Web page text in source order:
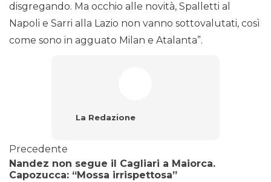
disgregando. Ma occhio alle novità, Spalletti al
Napoli e Sarri alla Lazio non vanno sottovalutati, così
come sono in agguato Milan e Atalanta”.
La Redazione
Precedente
Nandez non segue il Cagliari a Maiorca.
Capozucca: “Mossa irrispettosa”